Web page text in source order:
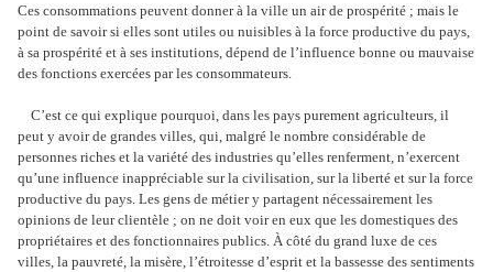
Ces consommations peuvent donner à la ville un air de prospérité ; mais le
point de savoir si elles sont utiles ou nuisibles à la force productive du pays,
à sa prospérité et à ses institutions, dépend de l’influence bonne ou mauvaise
des fonctions exercées par les consommateurs.
C’est ce qui explique pourquoi, dans les pays purement agriculteurs, il
peut y avoir de grandes villes, qui, malgré le nombre considérable de
personnes riches et la variété des industries qu’elles renferment, n’exercent
qu’une influence inappréciable sur la civilisation, sur la liberté et sur la force
productive du pays. Les gens de métier y partagent nécessairement les
opinions de leur clientèle ; on ne doit voir en eux que les domestiques des
propriétaires et des fonctionnaires publics. À côté du grand luxe de ces
villes, la pauvreté, la misère, l’étroitesse d’esprit et la bassesse des sentiments